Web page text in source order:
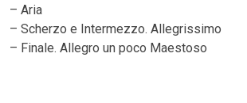
– Aria
– Scherzo e Intermezzo. Allegrissimo
– Finale. Allegro un poco Maestoso